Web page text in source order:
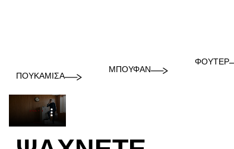
ΠΟΥΚΆΜΙΣΑ
ΜΠΟΥΦΆΝ
ΦΟΎΤΕΡ